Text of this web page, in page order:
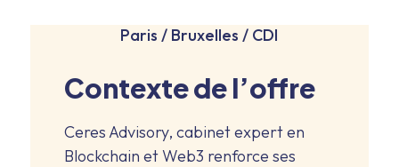
Paris / Bruxelles / CDI
Contexte de l’offre
Ceres Advisory, cabinet expert en
Blockchain et Web3 renforce ses